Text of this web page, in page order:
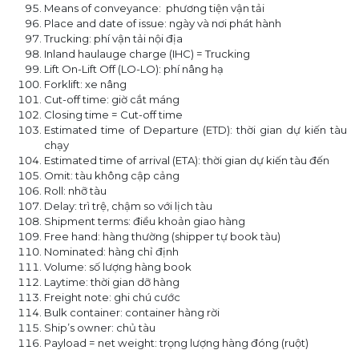
Means of conveyance: phương tiện vận tải
Place and date of issue: ngày và nơi phát hành
Trucking: phí vận tải nội địa
Inland haulauge charge (IHC) = Trucking
Lift On-Lift Off (LO-LO): phí nâng hạ
Forklift: xe nâng
Cut-off time: giờ cắt máng
Closing time = Cut-off time
Estimated time of Departure (ETD): thời gian dự kiến tàu
chạy
Estimated time of arrival (ETA): thời gian dự kiến tàu đến
Omit: tàu không cập cảng
Roll: nhỡ tàu
Delay: trì trệ, chậm so với lịch tàu
Shipment terms: điều khoản giao hàng
Free hand: hàng thường (shipper tự book tàu)
Nominated: hàng chỉ định
Volume: số lượng hàng book
Laytime: thời gian dỡ hàng
Freight note: ghi chú cước
Bulk container: container hàng rời
Ship’s owner: chủ tàu
Payload = net weight: trọng lượng hàng đóng (ruột)